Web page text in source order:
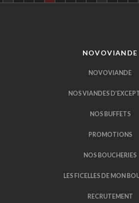
NOVOVIANDE
NOVOVIANDE
NOS VIANDES
NOS BUFFETS
PROMOTIONS
NOS BOUCHERIES
LES FICELLES DE MON
RECRUTEMENT